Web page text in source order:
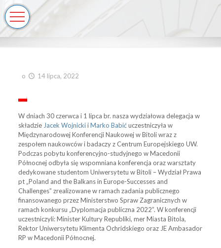
o 14 lipca, 2022
W dniach 30 czerwca i 1 lipca br. nasza wydziałowa delegacja w
składzie Jacek WojnickiiMarko Babićuczestniczyła w
Międzynarodowej Konferencji Naukowej w Bitoli wraz z
zespołem naukowców i badaczy z Centrum Europejskiego UW.
Podczas pobytu konferencyjno-studyjnego w Macedonii
Północnej odbyła się wspomniana konferencja oraz warsztaty
dedykowane studentom Uniwersytetu w Bitoli – Wydział Prawa
pt „Poland and the Balkans in Europe-Successes and
Challenges” zrealizowane w ramach zadania publicznego
finansowanego przez Ministerstwo Spraw Zagranicznych w
ramach konkursu „Dyplomacja publiczna 2022”. W konferencji
uczestniczyli: Minister Kultury Republiki, mer Miasta Bitola,
Rektor Uniwersytetu Klimenta Ochridskiego oraz JE Ambasador
RP w Macedonii Północnej.